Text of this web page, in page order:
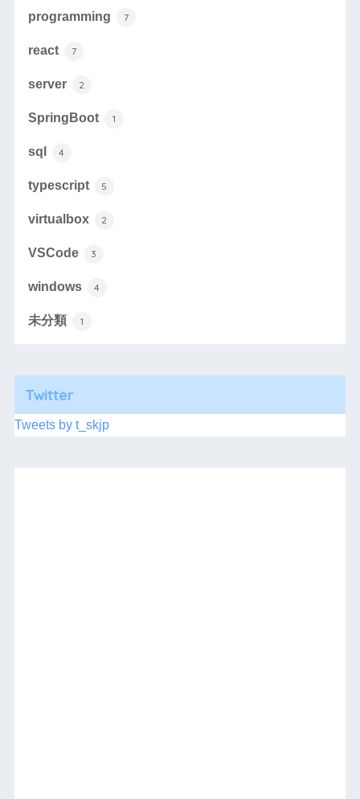
programming 7
react 7
server 2
SpringBoot 1
sql 4
typescript 5
virtualbox 2
VSCode 3
windows 4
未分類 1
Twitter
Tweets by t_skjp